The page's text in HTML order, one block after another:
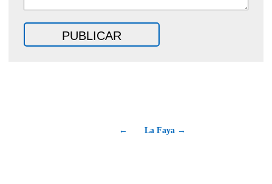
← La Faya →